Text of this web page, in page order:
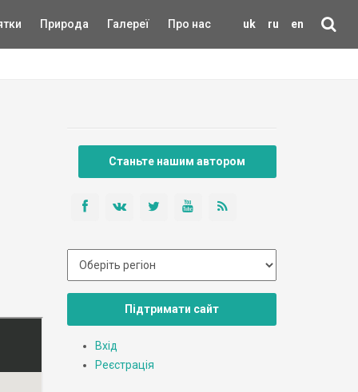
uk ru en
Природа Галереї Про нас
Станьте нашим автором
Підтримати сайт
Вхід
Реєстрація